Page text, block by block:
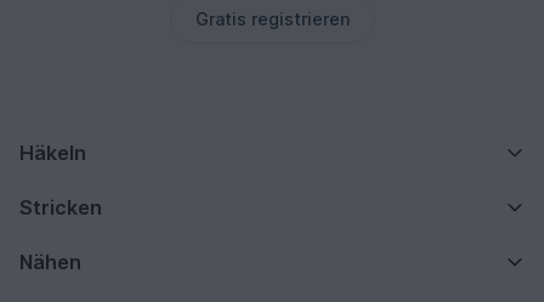
Gratis registrieren
Häkeln
Stricken
Nähen